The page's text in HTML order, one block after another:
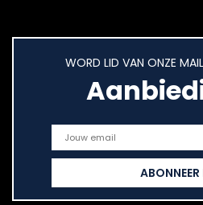
WORD LID VAN ONZE